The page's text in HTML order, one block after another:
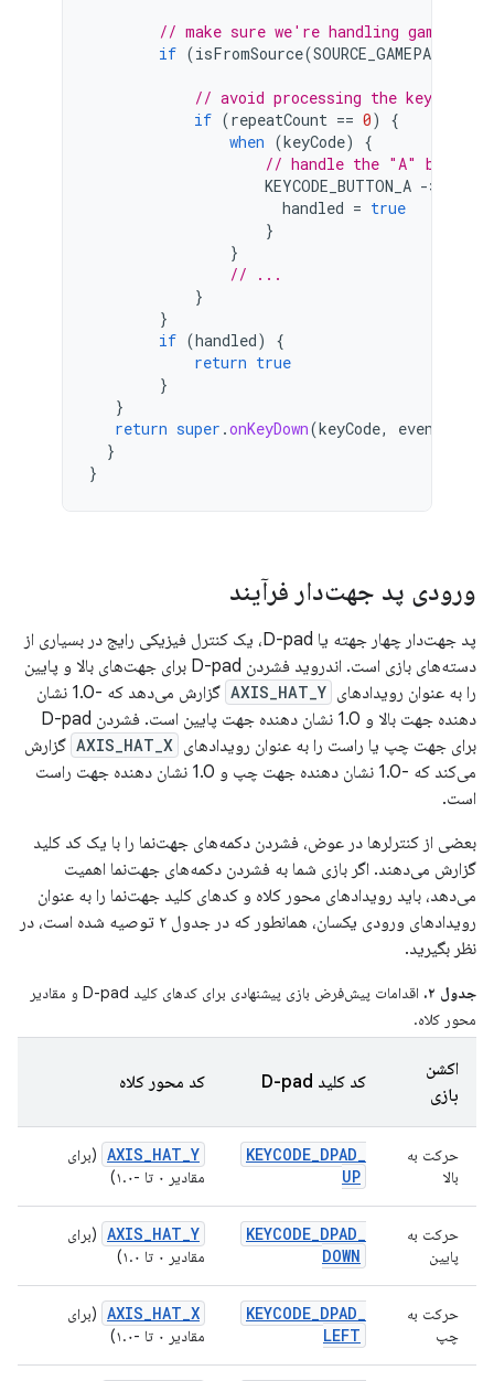
// make sure we're handling gamepad
if (isFromSource(SOURCE_GAMEPAD
// avoid processing the keycode
if (repeatCount == 0)
{
when (keyCode)
{
// handle the "A" button
KEYCODE_BUTTON_A ->
handled = true
}
}
// ...
}
}
if (handled)
{
return true
}
}
return super .onKeyDown(keyCode, event
}
}
ورودی پد جهت‌دار فرآیند
پد جهت‌دار چهار جهته یا D-pad، یک کنترل فیزیکی رایج در بسیاری از
دسته‌های بازی است. اندروید فشردن D-pad برای جهت‌های بالا و پایین
را به عنوان رویدادهای AXIS_HAT_Y
گزارش می‌دهد که -1.0 نشان
دهنده جهت بالا و 1.0 نشان دهنده جهت پایین است. فشردن D-pad
برای جهت چپ یا راست را به عنوان رویدادهای AXIS_HAT_X گزارش
می‌کند که -1.0 نشان دهنده جهت چپ و 1.0 نشان دهنده جهت راست
است.
بعضی از کنترلرها در عوض، فشردن دکمه‌های جهت‌نما را با یک کد کلید
گزارش می‌دهند. اگر بازی شما به فشردن دکمه‌های جهت‌نما اهمیت
می‌دهد، باید رویدادهای محور کلاه و کدهای کلید جهت‌نما را به عنوان
رویدادهای ورودی یکسان، همانطور که در جدول ۲ توصیه شده است، در
نظر بگیرید.
جدول ۲.
اقدامات پیش‌فرض بازی پیشنهادی برای کدهای کلید D-pad و مقادیر
محور کلاه.
اکشن
بازی
کد کلید D-pad کد محور کلاه
حرکت به
بالا
KEYCODE_DPAD_
UP
AXIS_HAT_Y
(برای
مقادیر ۰ تا -۱.۰)
حرکت به
پایین
KEYCODE_DPAD_
DOWN
AXIS_HAT_Y
(برای
مقادیر ۰ تا ۱.۰)
حرکت به
چپ
KEYCODE_DPAD_
LEFT
AXIS_HAT_X
(برای
مقادیر ۰ تا -۱.۰)